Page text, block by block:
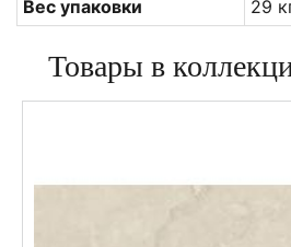
Вес упаковки 29
Товары в